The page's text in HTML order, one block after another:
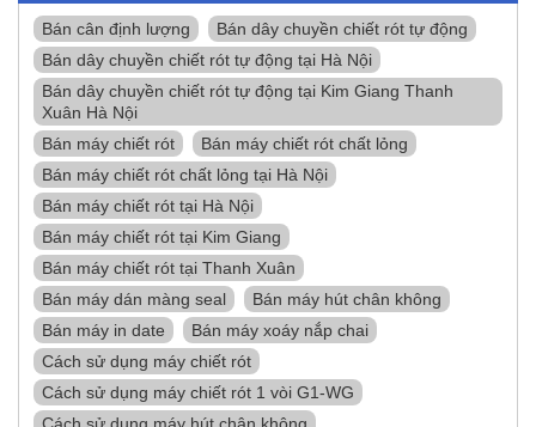
Bán cân định lượng
Bán dây chuyền chiết rót tự động
Bán dây chuyền chiết rót tự động tại Hà Nội
Bán dây chuyền chiết rót tự động tại Kim Giang Thanh
Xuân Hà Nội
Bán máy chiết rót
Bán máy chiết rót chất lỏng
Bán máy chiết rót chất lỏng tại Hà Nội
Bán máy chiết rót tại Hà Nội
Bán máy chiết rót tại Kim Giang
Bán máy chiết rót tại Thanh Xuân
Bán máy dán màng seal
Bán máy hút chân không
Bán máy in date
Bán máy xoáy nắp chai
Cách sử dụng máy chiết rót
Cách sử dụng máy chiết rót 1 vòi G1-WG